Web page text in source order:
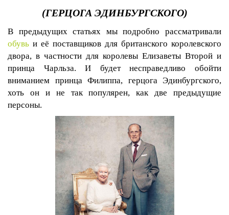
(ГЕРЦОГА ЭДИНБУРГСКОГО)
В предыдущих статьях мы подробно рассматривали
обувь и её поставщиков для британского королевского
двора, в частности для королевы Елизаветы Второй и
принца Чарльза. И будет несправедливо обойти
вниманием принца Филиппа, герцога Эдинбургского,
хоть он и не так популярен, как две предыдущие
персоны.